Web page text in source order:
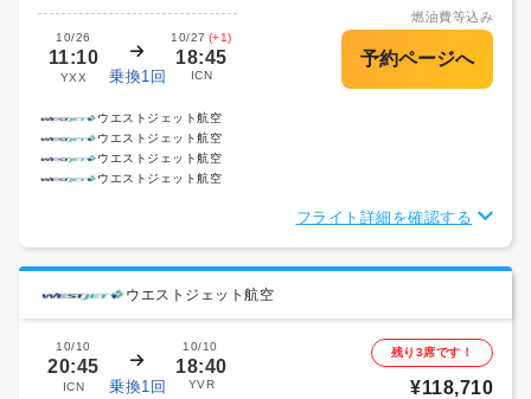
10/26
11:10
YXX 乗換1回
10/27 (+1)
18:45
ICN
燃油費等込み
ウエストジェット航空
ウエストジェット航空
ウエストジェット航空
ウエストジェット航空
フライト詳細を確認する
ウエストジェット航空
10/10
20:45
ICN 乗換1回
10/10
18:40
YVR
残り3席です！
¥118,710